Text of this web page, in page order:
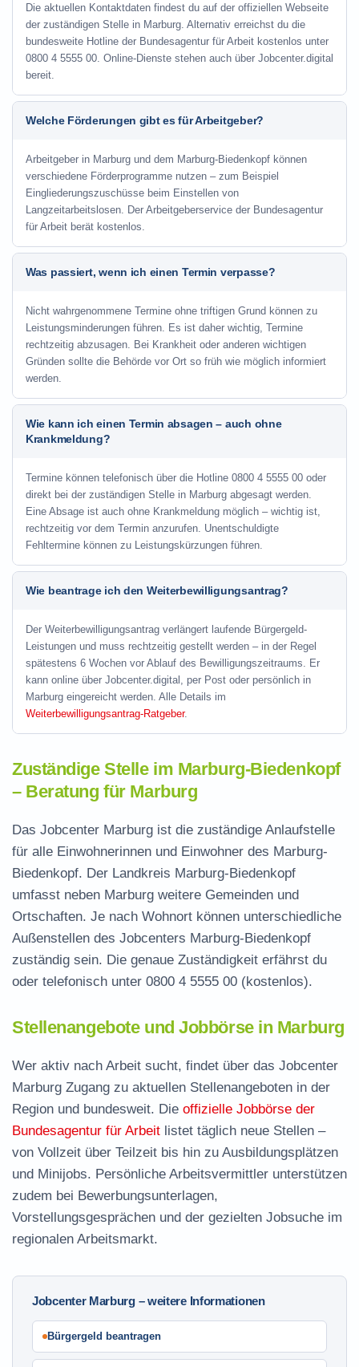
Die aktuellen Kontaktdaten findest du auf der offiziellen Webseite
der zuständigen Stelle in Marburg. Alternativ erreichst du die
bundesweite Hotline der Bundesagentur für Arbeit kostenlos unter
0800 4 5555 00. Online-Dienste stehen auch über Jobcenter.digital
bereit.
Welche Förderungen gibt es für Arbeitgeber?
Arbeitgeber in Marburg und dem Marburg-Biedenkopf können
verschiedene Förderprogramme nutzen – zum Beispiel
Eingliederungszuschüsse beim Einstellen von
Langzeitarbeitslosen. Der Arbeitgeberservice der Bundesagentur
für Arbeit berät kostenlos.
Was passiert, wenn ich einen Termin verpasse?
Nicht wahrgenommene Termine ohne triftigen Grund können zu
Leistungsminderungen führen. Es ist daher wichtig, Termine
rechtzeitig abzusagen. Bei Krankheit oder anderen wichtigen
Gründen sollte die Behörde vor Ort so früh wie möglich informiert
werden.
Wie kann ich einen Termin absagen – auch ohne
Krankmeldung?
Termine können telefonisch über die Hotline 0800 4 5555 00 oder
direkt bei der zuständigen Stelle in Marburg abgesagt werden.
Eine Absage ist auch ohne Krankmeldung möglich – wichtig ist,
rechtzeitig vor dem Termin anzurufen. Unentschuldigte
Fehltermine können zu Leistungskürzungen führen.
Wie beantrage ich den Weiterbewilligungsantrag?
Der Weiterbewilligungsantrag verlängert laufende Bürgergeld-
Leistungen und muss rechtzeitig gestellt werden – in der Regel
spätestens 6 Wochen vor Ablauf des Bewilligungszeitraums. Er
kann online über Jobcenter.digital, per Post oder persönlich in
Marburg eingereicht werden. Alle Details im
Weiterbewilligungsantrag-Ratgeber.
Zuständige Stelle im Marburg-Biedenkopf
– Beratung für Marburg
Das Jobcenter Marburg ist die zuständige Anlaufstelle
für alle Einwohnerinnen und Einwohner des Marburg-
Biedenkopf. Der Landkreis Marburg-Biedenkopf
umfasst neben Marburg weitere Gemeinden und
Ortschaften. Je nach Wohnort können unterschiedliche
Außenstellen des Jobcenters Marburg-Biedenkopf
zuständig sein. Die genaue Zuständigkeit erfährst du
oder telefonisch unter 0800 4 5555 00 (kostenlos).
Stellenangebote und Jobbörse in Marburg
Wer aktiv nach Arbeit sucht, findet über das Jobcenter
Marburg Zugang zu aktuellen Stellenangeboten in der
Region und bundesweit. Die offizielle Jobbörse der
Bundesagentur für Arbeit listet täglich neue Stellen –
von Vollzeit über Teilzeit bis hin zu Ausbildungsplätzen
und Minijobs. Persönliche Arbeitsvermittler unterstützen
zudem bei Bewerbungsunterlagen,
Vorstellungsgesprächen und der gezielten Jobsuche im
regionalen Arbeitsmarkt.
Jobcenter Marburg – weitere Informationen
Bürgergeld beantragen